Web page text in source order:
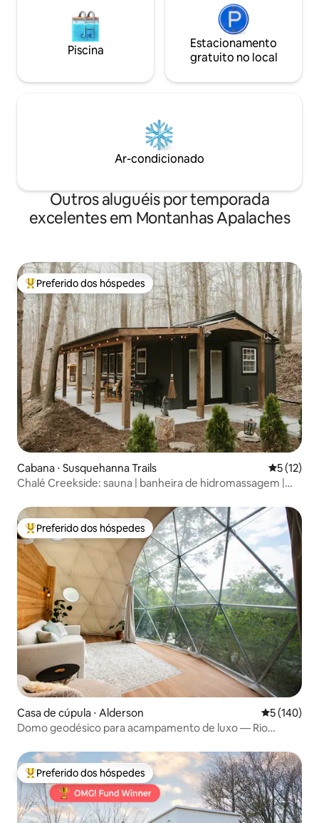
Piscina
Estacionamento
gratuito no local
Ar-condicionado
Outros aluguéis por temporada
excelentes em Montanhas Apalaches
Entre os melhores preferidos dos hóspedes
Preferido dos hóspedes
Cabana ⋅ Susquehanna Trails 5 de uma
5 (12)
Chalé Creekside: sauna | banheira de hidromassagem |
Entre os melhores preferidos dos hóspedes
Preferido dos hóspedes
Casa de cúpula ⋅ Alderson 5 de uma
5 (140)
Domo geodésico para acampamento de luxo — Rio
Entre os melhores preferidos dos hóspedes
Preferido dos hóspedes